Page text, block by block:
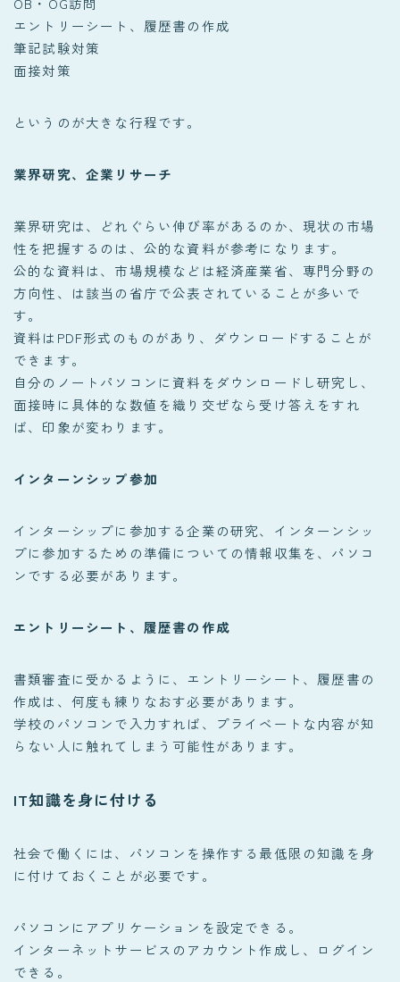
エントリーシート、履歴書の作成
筆記試験対策
面接対策
というのが大きな行程です。
業界研究、企業リサーチ
業界研究は、どれぐらい伸び率があるのか、現状の市場
性を把握するのは、公的な資料が参考になります。
公的な資料は、市場規模などは経済産業省、専門分野の
方向性、は該当の省庁で公表されていることが多いで
す。
資料はPDF形式のものがあり、ダウンロードすることが
できます。
自分のノートパソコンに資料をダウンロードし研究し、
面接時に具体的な数値を織り交ぜなら受け答えをすれ
ば、印象が変わります。
インターンシップ参加
インターシップに参加する企業の研究、インターンシッ
プに参加するための準備についての情報収集を、パソコ
ンでする必要があります。
エントリーシート、履歴書の作成
書類審査に受かるように、エントリーシート、履歴書の
作成は、何度も練りなおす必要があります。
学校のパソコンで入力すれば、プライベートな内容が知
らない人に触れてしまう可能性があります。
IT知識を身に付ける
社会で働くには、パソコンを操作する最低限の知識を身
に付けておくことが必要です。
パソコンにアプリケーションを設定できる。
インターネットサービスのアカウント作成し、ログイン
できる。